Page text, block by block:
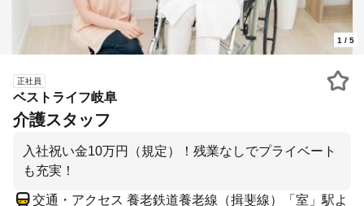
1 / 5
正社員
ベストライフ岐阜
介護スタッフ
入社祝い金10万円（規定）！残業なしでプライベート
も充実！
交通・アクセス 養老鉄道養老線（揖斐線）「室」駅よ